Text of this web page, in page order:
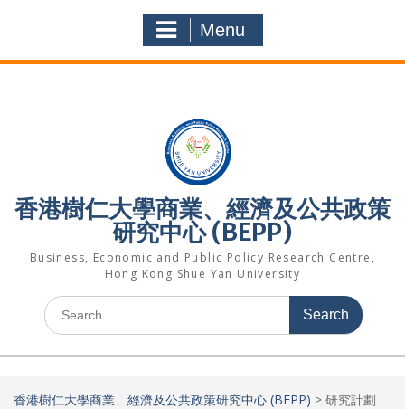
Menu
香港樹仁大學商業、經濟及公共政策
研究中心 (BEPP)
Business, Economic and Public Policy Research Centre,
Hong Kong Shue Yan University
香港樹仁大學商業、經濟及公共政策研究中心 (BEPP) > 研究計劃